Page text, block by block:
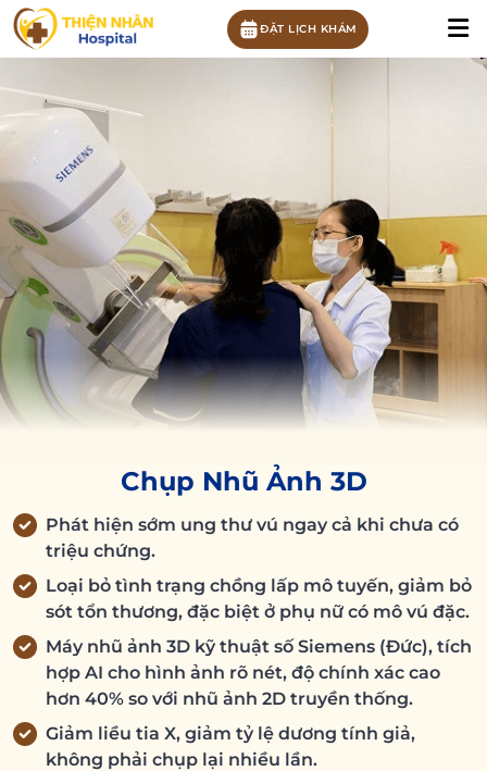
ĐẶT LỊCH KHÁM
Chụp Nhũ Ảnh 3D
Phát hiện sớm ung thư vú ngay cả khi chưa có
triệu chứng.
Loại bỏ tình trạng chồng lấp mô tuyến, giảm bỏ
sót tổn thương, đặc biệt ở phụ nữ có mô vú đặc.
Máy nhũ ảnh 3D kỹ thuật số Siemens (Đức), tích
hợp AI cho hình ảnh rõ nét, độ chính xác cao
hơn 40% so với nhũ ảnh 2D truyền thống.
Giảm liều tia X, giảm tỷ lệ dương tính giả,
không phải chụp lại nhiều lần.